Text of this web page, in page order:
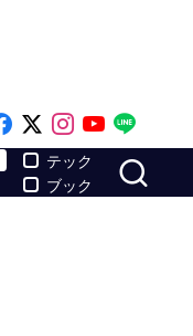
Like on Facebook
Follow on x
Follow on
Follow
テック
ブック